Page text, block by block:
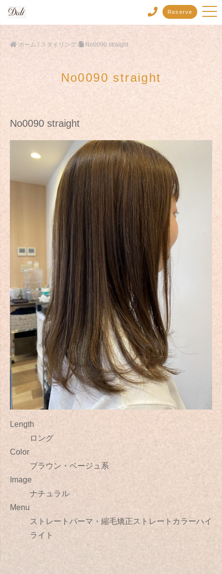
Reserve
ホーム / スタイリング / No0090 straight
No0090 straight
No0090 straight
Length
ロング
Color
ブラウン・ベージュ系
Image
ナチュラル
Menu
ストレートパーマ・縮毛矯正ストレートカラーハイ
ライト